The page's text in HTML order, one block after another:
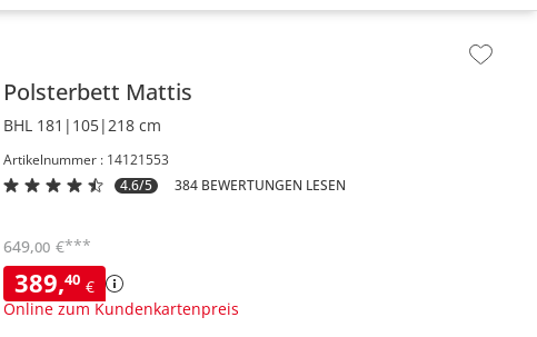
Polsterbett Mattis
BHL 181|105|218 cm
Artikelnummer : 14121553
4.6/5
384 BEWERTUNGEN LESEN
389,40 €
Online zum Kundenkartenpreis
649,00 €***